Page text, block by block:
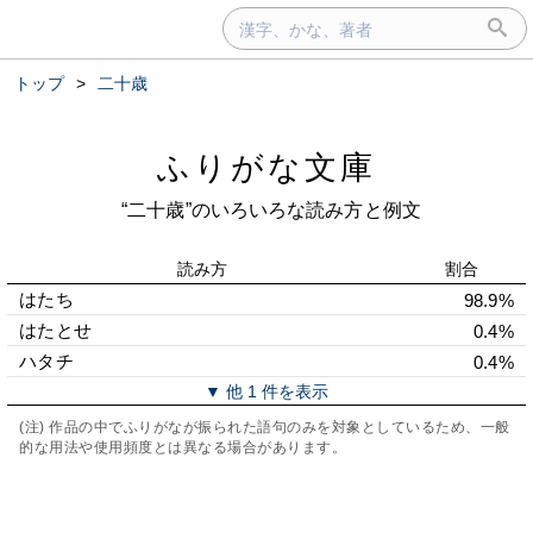
トップ > 二十歳
ふりがな文庫
“二十歳”のいろいろな読み方と例文
読み方 割合
はたち
98.9%
はたとせ
0.4%
ハタチ
0.4%
▼ 他 1 件を表示
(注) 作品の中でふりがなが振られた語句のみを対象としているため、一般
的な用法や使用頻度とは異なる場合があります。